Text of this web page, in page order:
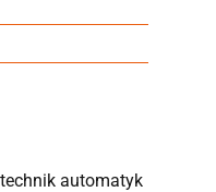
automatyk